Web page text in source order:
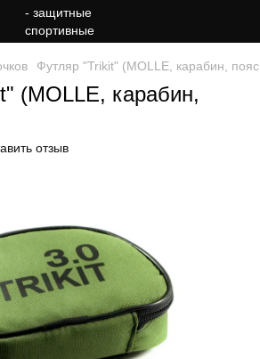
Футляр "Trikit" (MOLLE, карабин,
(MOLLE, карабин,
отзыв